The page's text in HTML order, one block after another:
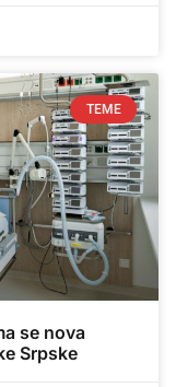
TEME
se nova
Srpske